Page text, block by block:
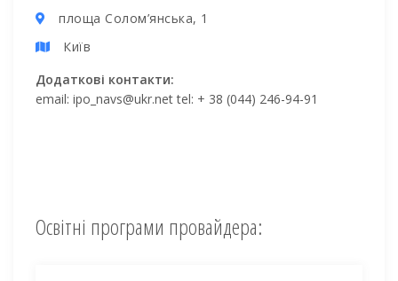
площа Солом’янська, 1
Київ
Додаткові контакти:
email: ipo_navs@ukr.net tel: + 38 (044) 246-94-91
Освітні програми провайдера: